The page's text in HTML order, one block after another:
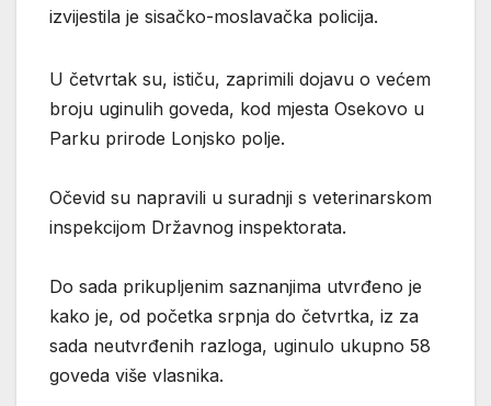
izvijestila je sisačko-moslavačka policija.
U četvrtak su, ističu, zaprimili dojavu o većem
broju uginulih goveda, kod mjesta Osekovo u
Parku prirode Lonjsko polje.
Očevid su napravili u suradnji s veterinarskom
inspekcijom Državnog inspektorata.
Do sada prikupljenim saznanjima utvrđeno je
kako je, od početka srpnja do četvrtka, iz za
sada neutvrđenih razloga, uginulo ukupno 58
goveda više vlasnika.